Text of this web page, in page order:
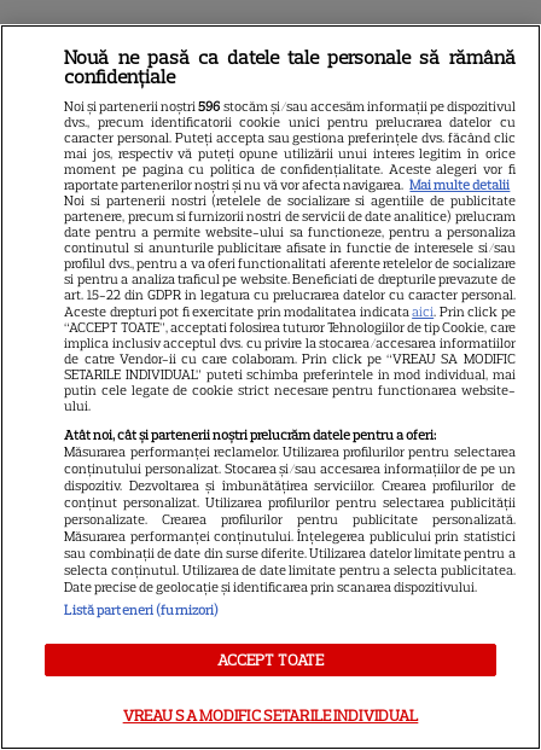
5
NETFLIX
coreean de pe Netflix: Regele
blestemat, fantomele și
exorcistul care sfidează
moartea
PRIME VIDEO
Când „Fălci” se întâlnește cu
„Coborâre întunecată”:
Producția claustrofobă de pe
Prime Video ce nu trebuie
18
DISNEY PLUS
Ce vedem pe streaming între
27 iulie și 2 august 2026:
Diavolul se îmbracă de la Prada
2 pe Disney+ și mari noutăți
Nouă ne pasă ca datele tale personale să rămână
confidențiale
Noi și partenerii noștri596 stocăm și/sau accesăm informații pe dispozitivul
dvs., precum identificatorii cookie unici pentru prelucrarea datelor cu
caracter personal. Puteți accepta sau gestiona preferințele dvs. făcând clic
mai jos, respectiv vă puteți opune utilizării unui interes legitim în orice
moment pe pagina cu politica de confidențialitate. Aceste alegeri vor fi
raportate partenerilor noștri și nu vă vor afecta navigarea. Mai multe detalii
Noi si partenerii nostri (retelele de socializare si agentiile de publicitate
partenere, precum si furnizorii nostri de servicii de date analitice) prelucram
date pentru a permite website-ului sa functioneze, pentru a personaliza
continutul si anunturile publicitare afisate in functie de interesele si/sau
profilul dvs., pentru a va oferi functionalitati aferente retelelor de socializare
si pentru a analiza traficul pe website. Beneficiati de drepturile prevazute de
art. 15-22 din GDPR in legatura cu prelucrarea datelor cu caracter personal.
Aceste drepturi pot fi exercitate prin modalitatea indicataaici. Prin click pe
“ACCEPT TOATE”, acceptati folosirea tuturor Tehnologiilor de tip Cookie, care
implica inclusiv acceptul dvs. cu privire la stocarea/accesarea informatiilor
de catre Vendor-ii cu care colaboram. Prin click pe “VREAU SA MODIFIC
SETARILE INDIVIDUAL” puteti schimba preferintele in mod individual, mai
putin cele legate de cookie strict necesare pentru functionarea website-
ului.
Atât noi, cât și partenerii noștri prelucrăm datele pentru a oferi:
Măsurarea performanței reclamelor. Utilizarea profilurilor pentru selectarea
conținutului personalizat. Stocarea și/sau accesarea informațiilor de pe un
dispozitiv. Dezvoltarea și îmbunătățirea serviciilor. Crearea profilurilor de
conținut personalizat. Utilizarea profilurilor pentru selectarea publicității
personalizate. Crearea profilurilor pentru publicitate personalizată.
Măsurarea performanței conținutului. Înțelegerea publicului prin statistici
sau combinații de date din surse diferite. Utilizarea datelor limitate pentru a
selecta conținutul. Utilizarea de date limitate pentru a selecta publicitatea.
Date precise de geolocație și identificarea prin scanarea dispozitivului.
Listă parteneri (furnizori)
ACCEPT TOATE
VREAU SA MODIFIC SETARILE INDIVIDUAL